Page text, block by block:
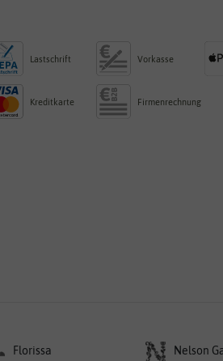
Lastschrift Vorkasse
Kreditkarte Firmenrechnung
Florissa
Nelson